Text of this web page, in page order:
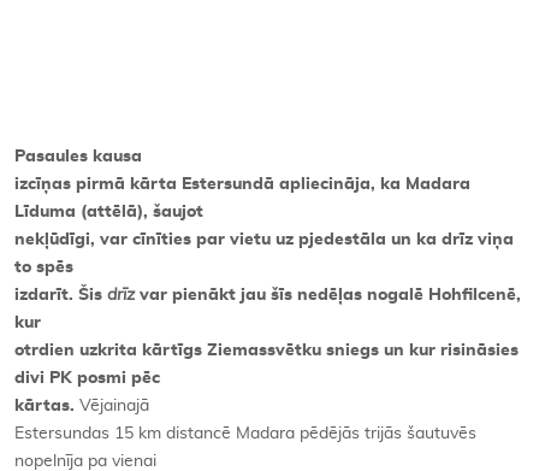
Pasaules kausa
izcīņas pirmā kārta Estersundā apliecināja, ka Madara
Līduma (attēlā), šaujot
nekļūdīgi, var cīnīties par vietu uz pjedestāla un ka drīz viņa
to spēs
izdarīt. Šis drīzvar pienākt jau šīs nedēļas nogalē Hohfilcenē,
kur
otrdien uzkrita kārtīgs Ziemassvētku sniegs un kur risināsies
divi PK posmi pēc
kārtas. Vējainajā
Estersundas 15 km distancē Madara pēdējās trijās šautuvēs
nopelnīja pa vienai